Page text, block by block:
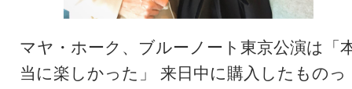
マヤ・ホーク、ブルーノート東京公演は「
当に楽しかった」 来日中に購入したものっ